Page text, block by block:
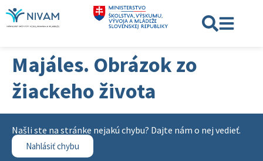
Majáles. Obrázok zo
žiackeho života
Našli ste na stránke nejakú chybu? Dajte nám o nej vedieť.
Nahlásiť chybu